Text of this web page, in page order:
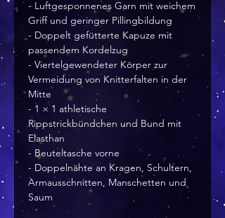
- Luftgesponnenes Garn mit weichem
Griff und geringer Pillingbildung
- Doppelt gefütterte Kapuze mit
passendem Kordelzug
- Viertelgewendeter Körper zur
Vermeidung von Knitterfalten in der
Mitte
- 1 × 1 athletische
Rippstrickbündchen und Bund mit
Elasthan
- Beuteltasche vorne
- Doppelnähte an Kragen, Schultern,
Armausschnitten, Manschetten und
Saum